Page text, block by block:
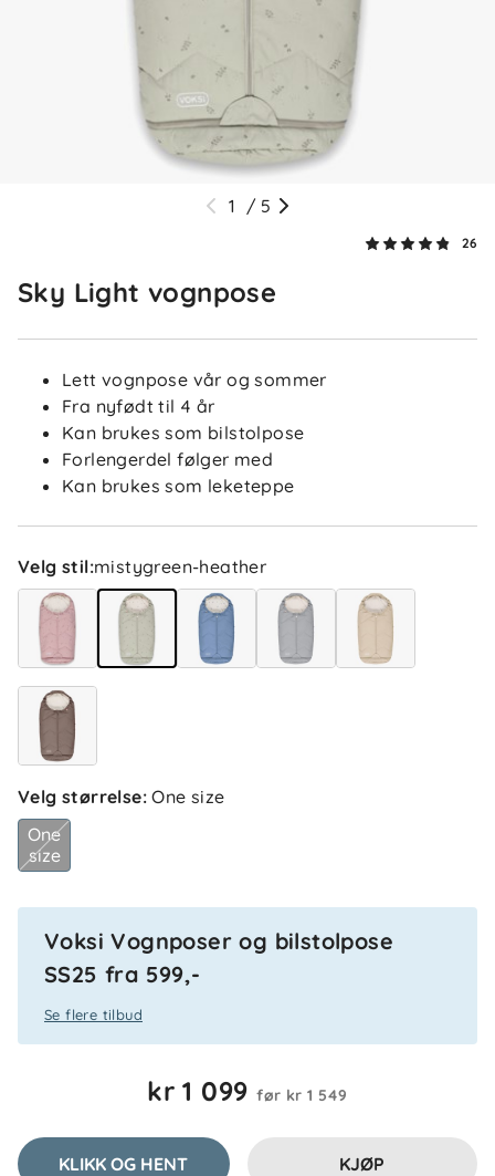
1 / 5
26
Sky Light vognpose
Lett vognpose vår og sommer
Fra nyfødt til 4 år
Kan brukes som bilstolpose
Forlengerdel følger med
Kan brukes som leketeppe
Velg stil:mistygreen-heather
Velg størrelse:One size
One
size
Voksi Vognposer og bilstolpose
SS25 fra 599,-
Se flere tilbud
kr 1 099 før kr 1 549
KLIKK OG HENT KJØP
Takk for den flotte anmeldelsen! Så hyggelig å høre
T Tove Bekreftet kjøper
AO Anne-Britt O
M
1 måned siden